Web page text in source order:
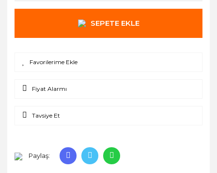
SEPETE EKLE
Fiyat Alarmı
Tavsiye Et
Paylaş: